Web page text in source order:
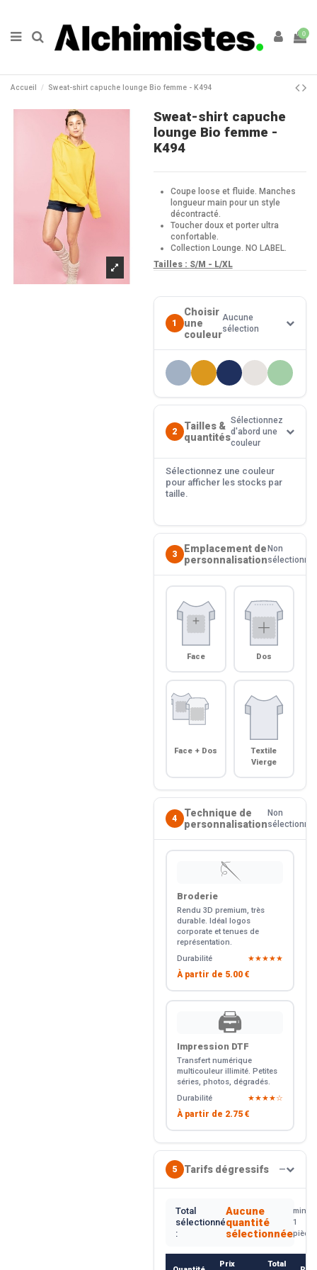
0
Accueil Sweat-shirt capuche lounge Bio femme - K494
Sweat-shirt capuche
lounge Bio femme -
K494
Coupe loose et fluide. Manches
longueur main pour un style
décontracté.
Toucher doux et porter ultra
confortable.
Collection Lounge. NO LABEL.
Tailles : S/M - L/XL
1
Choisir
une
couleur
Aucune
sélection
2
Tailles &
quantités
Sélectionnez
d'abord une
couleur
Sélectionnez une couleur
pour afficher les stocks par
taille.
3
Emplacement de
personnalisation
Non
sélectionné
Face Dos
Face + Dos
Textile
Vierge
4
Technique de
personnalisation
Non
sélectionné
🪡
Broderie
Rendu 3D premium, très
durable. Idéal logos
corporate et tenues de
représentation.
Durabilité
★★★★★
À partir de 5.00 €
🖨️
Impression DTF
Transfert numérique
multicouleur illimité. Petites
séries, photos, dégradés.
Durabilité
★★★★☆
À partir de 2.75 €
5 Tarifs dégressifs —
Total
sélectionné
:
Aucune
quantité
sélectionnée
min.
1
pièce
Prix Total